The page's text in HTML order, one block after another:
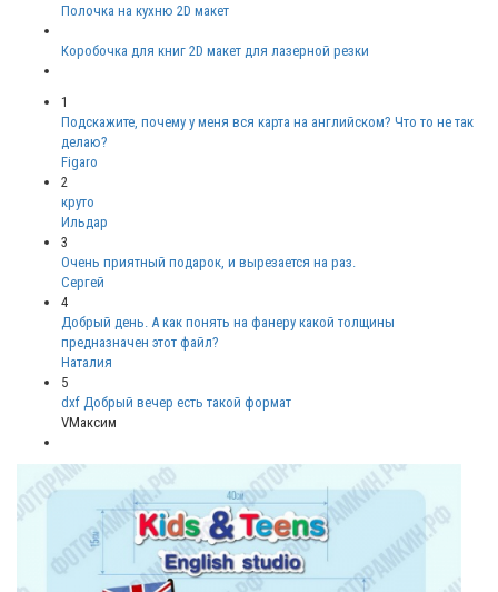
Полочка на кухню 2D макет
Коробочка для книг 2D макет для лазерной резки
1
Подскажите, почему у меня вся карта на английском? Что то не так
делаю?
Figaro
2
круто
Ильдар
3
Очень приятный подарок, и вырезается на раз.
Сергей
4
Добрый день. А как понять на фанеру какой толщины
предназначен этот файл?
Наталия
5
dxf Добрый вечер есть такой формат
VМаксим